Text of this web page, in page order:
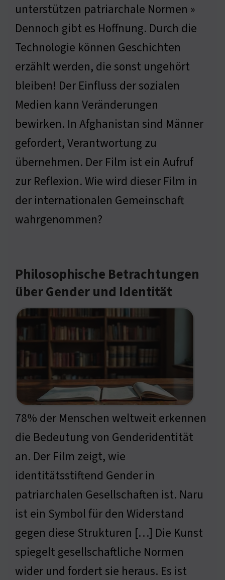
unterstützen patriarchale Normen »
Dennoch gibt es Hoffnung. Durch die
Technologie können Geschichten
erzählt werden, die sonst ungehört
bleiben! Der Einfluss der sozialen
Medien kann Veränderungen
bewirken. In Afghanistan sind Männer
gefordert, Verantwortung zu
übernehmen. Der Film ist ein Aufruf
zur Reflexion. Wie wird dieser Film in
der internationalen Gemeinschaft
wahrgenommen?
Philosophische Betrachtungen
über Gender und Identität
78% der Menschen weltweit erkennen
die Bedeutung von Genderidentität
an. Der Film zeigt, wie
identitätsstiftend Gender in
patriarchalen Gesellschaften ist. Naru
ist ein Symbol für den Widerstand
gegen diese Strukturen […] Die Kunst
spiegelt gesellschaftliche Normen
wider und fordert sie heraus. Es ist